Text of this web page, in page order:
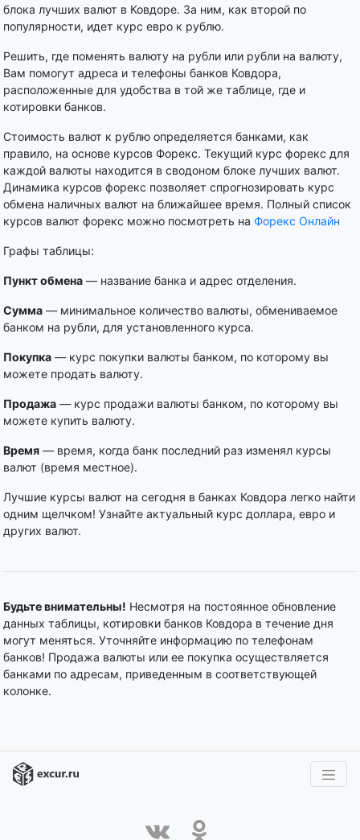
блока лучших валют в Ковдоре. За ним, как второй по
популярности, идет курс евро к рублю.
Решить, где поменять валюту на рубли или рубли на валюту,
Вам помогут адреса и телефоны банков Ковдора,
расположенные для удобства в той же таблице, где и
котировки банков.
Стоимость валют к рублю определяется банками, как
правило, на основе курсов Форекс. Текущий курс форекс для
каждой валюты находится в сводоном блоке лучших валют.
Динамика курсов форекс позволяет спрогнозировать курс
обмена наличных валют на ближайшее время. Полный список
курсов валют форекс можно посмотреть на Форекс Онлайн
Графы таблицы:
Пункт обмена — название банка и адрес отделения.
Сумма — минимальное количество валюты, обмениваемое
банком на рубли, для установленного курса.
Покупка — курс покупки валюты банком, по которому вы
можете продать валюту.
Продажа — курс продажи валюты банком, по которому вы
можете купить валюту.
Время — время, когда банк последний раз изменял курсы
валют (время местное).
Лучшие курсы валют на сегодня в банках Ковдора легко найти
одним щелчком! Узнайте актуальный курс доллара, евро и
других валют.
Будьте внимательны! Несмотря на постоянное обновление
данных таблицы, котировки банков Ковдора в течение дня
могут меняться. Уточняйте информацию по телефонам
банков! Продажа валюты или ее покупка осуществляется
банками по адресам, приведенным в соответствующей
колонке.